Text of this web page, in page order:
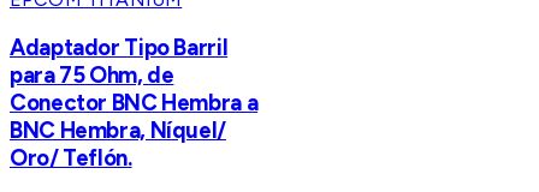
Adaptador Tipo Barril
para 75 Ohm, de
Conector BNC Hembra a
BNC Hembra, Níquel/
Oro/ Teflón.